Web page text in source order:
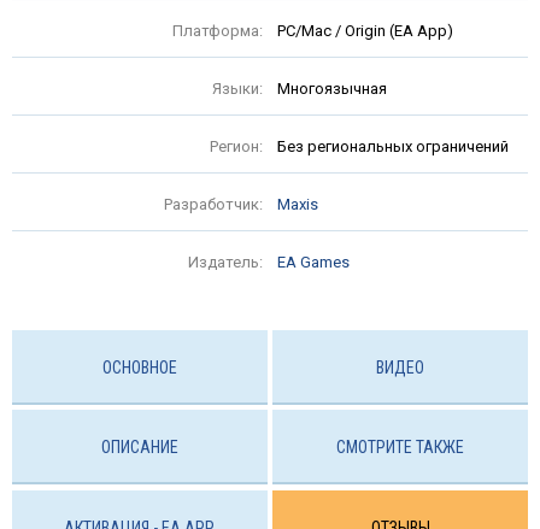
Платформа: PC/Mac / Origin (EA App)
Языки: Многоязычная
Регион: Без региональных ограничений
Разработчик: Maxis
Издатель: EA Games
ОСНОВНОЕ ВИДЕО
ОПИСАНИЕ СМОТРИТЕ ТАКЖЕ